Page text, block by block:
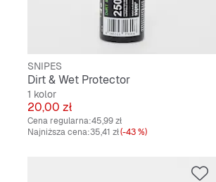
SNIPES
Dirt & Wet Protector
1 kolor
Cena
20,00 zł
Cena regularna:45,99 zł
Najniższa cena:35,41 zł(-43 %)